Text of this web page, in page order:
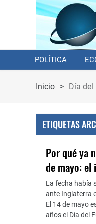
POLÍTICA
Inicio > Día del
ETIQUETAS
Por qué ya
de mayo: el
La fecha había
ante Inglaterra
El 14 de mayo
años el Día del